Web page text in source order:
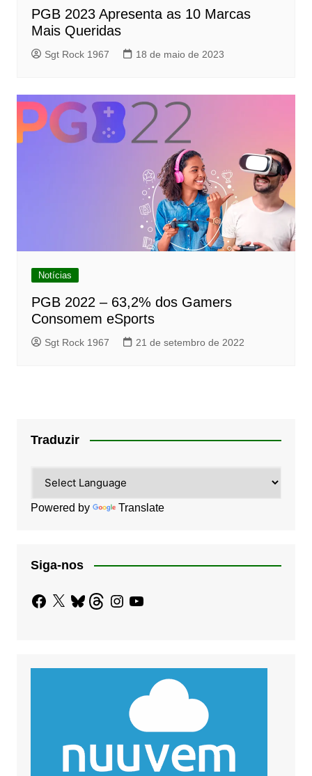
PGB 2023 Apresenta as 10 Marcas
Mais Queridas
Sgt Rock 1967 18 de maio de 2023
Notícias
PGB 2022 – 63,2% dos Gamers
Consomem eSports
Sgt Rock 1967 21 de setembro de 2022
Traduzir
Powered by Translate
Siga-nos
Facebook
X BlueskyThreadsInstagram
YouTube